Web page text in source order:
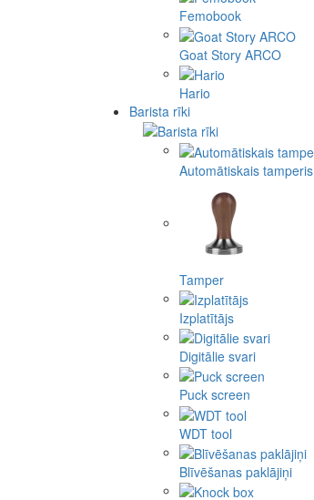
Femobook
Goat Story ARCO
Hario
Barista rīki
Automātiskais tamperis
Tamper
Izplatītājs
Digitālie svari
Puck screen
WDT tool
Blīvēšanas paklājiņi